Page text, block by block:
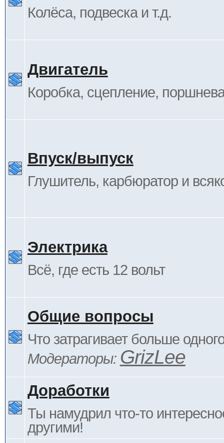
Колёса, подвеска и т.д.
Двигатель
Коробка, сцепление,
Впуск/выпуск
Глушитель, карбюратор и
Электрика
Всё, где есть 12 вольт
Общие вопросы
Что затрагивает больше
Модераторы: GrizLee
Доработки
Ты намудрил что-то
другими!